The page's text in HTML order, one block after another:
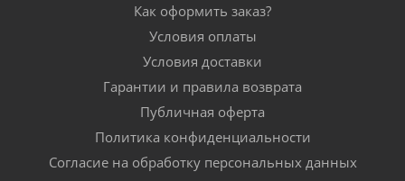
Как оформить заказ?
Условия оплаты
Условия доставки
Гарантии и правила возврата
Публичная оферта
Политика конфиденциальности
Согласие на обработку персональных данных